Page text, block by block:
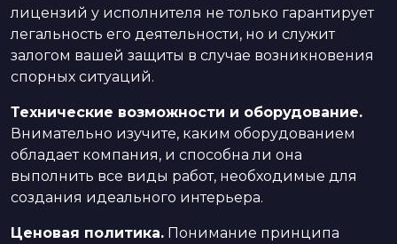
лицензий у исполнителя не только гарантирует
легальность его деятельности, но и служит
залогом вашей защиты в случае возникновения
спорных ситуаций.
Технические возможности и оборудование.
Внимательно изучите, каким оборудованием
обладает компания, и способна ли она
выполнить все виды работ, необходимые для
создания идеального интерьера.
Ценовая политика. Понимание принципа